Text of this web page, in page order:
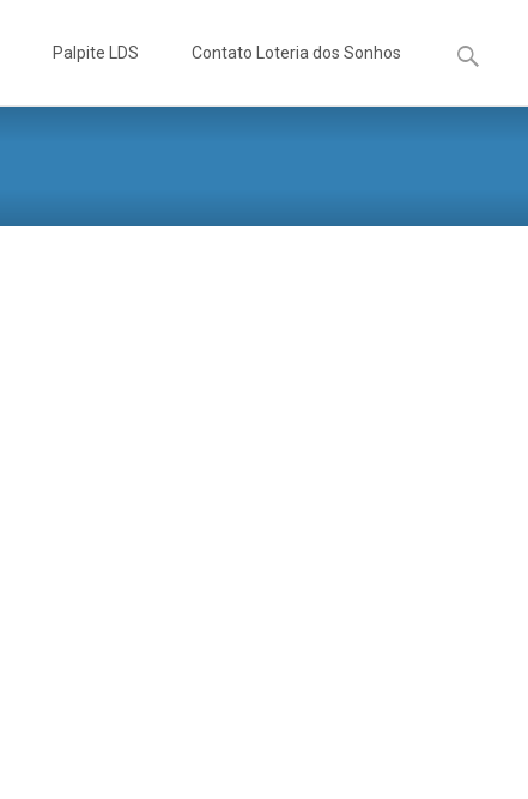
Palpite LDS Contato Loteria dos Sonhos
por: